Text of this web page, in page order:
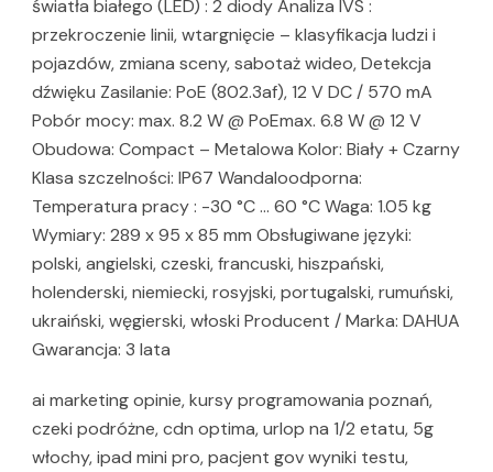
światła białego (LED) : 2 diody Analiza IVS :
przekroczenie linii, wtargnięcie – klasyfikacja ludzi i
pojazdów, zmiana sceny, sabotaż wideo, Detekcja
dźwięku Zasilanie: PoE (802.3af), 12 V DC / 570 mA
Pobór mocy: max. 8.2 W @ PoEmax. 6.8 W @ 12 V
Obudowa: Compact – Metalowa Kolor: Biały + Czarny
Klasa szczelności: IP67 Wandaloodporna:
Temperatura pracy : -30 °C … 60 °C Waga: 1.05 kg
Wymiary: 289 x 95 x 85 mm Obsługiwane języki:
polski, angielski, czeski, francuski, hiszpański,
holenderski, niemiecki, rosyjski, portugalski, rumuński,
ukraiński, węgierski, włoski Producent / Marka: DAHUA
Gwarancja: 3 lata
ai marketing opinie, kursy programowania poznań,
czeki podróżne, cdn optima, urlop na 1/2 etatu, 5g
włochy, ipad mini pro, pacjent gov wyniki testu,